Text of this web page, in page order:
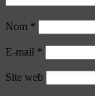
Nom *
E-mail *
Site web